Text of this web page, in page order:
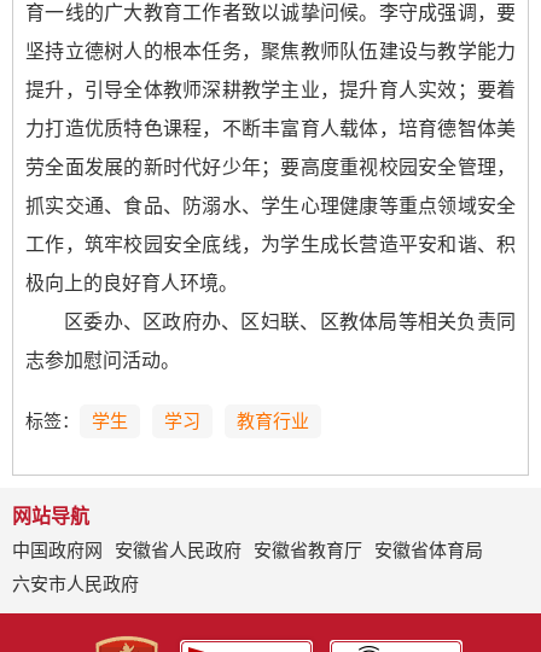
育一线的广大教育工作者致以诚挚问候。李守成强调，要
坚持立德树人的根本任务，聚焦教师队伍建设与教学能力
提升，引导全体教师深耕教学主业，提升育人实效；要着
力打造优质特色课程，不断丰富育人载体，培育德智体美
劳全面发展的新时代好少年；要高度重视校园安全管理，
抓实交通、食品、防溺水、学生心理健康等重点领域安全
工作，筑牢校园安全底线，为学生成长营造平安和谐、积
极向上的良好育人环境。
区委办、区政府办、区妇联、区教体局等相关负责同
志参加慰问活动。
标签： 学生 学习 教育行业
网站导航
中国政府网
安徽省人民政府 安徽省教育厅
安徽省体育局
六安市人民政府